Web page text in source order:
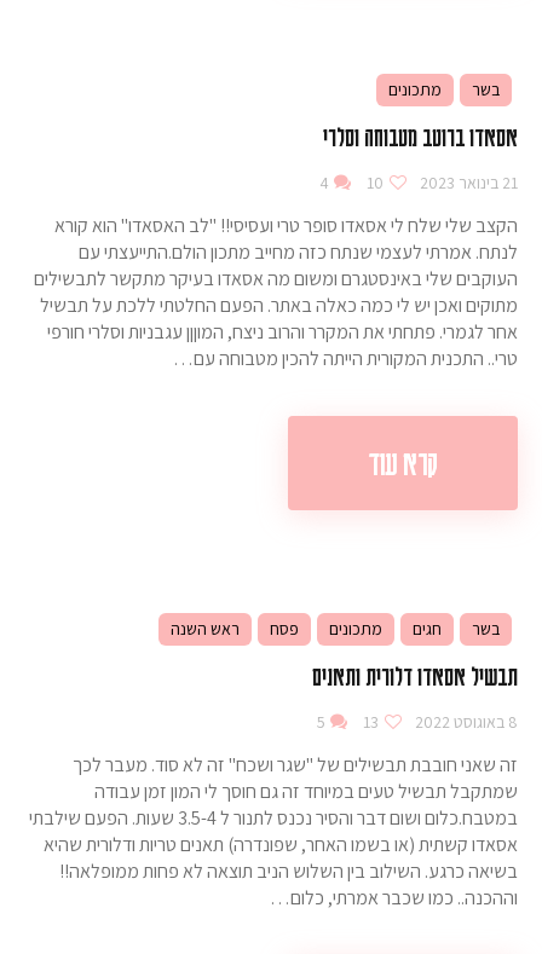
בשר מתכונים
אסאדו ברוטב מטבוחה וסלרי
21 בינואר 2023 10
4
הקצב שלי שלח לי אסאדו סופר טרי ועסיסי!! "לב האסאדו" הוא קורא
לנתח. אמרתי לעצמי שנתח כזה מחייב מתכון הולם.התייעצתי עם
העוקבים שלי באינסטגרם ומשום מה אסאדו בעיקר מתקשר לתבשילים
מתוקים ואכן יש לי כמה כאלה באתר. הפעם החלטתי ללכת על תבשיל
אחר לגמרי. פתחתי את המקרר והרוב ניצח, המוןןן עגבניות וסלרי חורפי
טרי.. התכנית המקורית הייתה להכין מטבוחה עם…
קרא עוד
בשר חגים מתכונים פסח ראש השנה
תבשיל אסאדו דלורית ותאנים
8 באוגוסט 2022 13
5
זה שאני חובבת תבשילים של "שגר ושכח" זה לא סוד. מעבר לכך
שמתקבל תבשיל טעים במיוחד זה גם חוסך לי המון זמן עבודה
במטבח.כלום ושום דבר והסיר נכנס לתנור ל 3.5-4 שעות. הפעם שילבתי
אסאדו קשתית (או בשמו האחר, שפונדרה) תאנים טריות ודלורית שהיא
בשיאה כרגע. השילוב בין השלוש הניב תוצאה לא פחות ממופלאה!!
וההכנה.. כמו שכבר אמרתי, כלום…